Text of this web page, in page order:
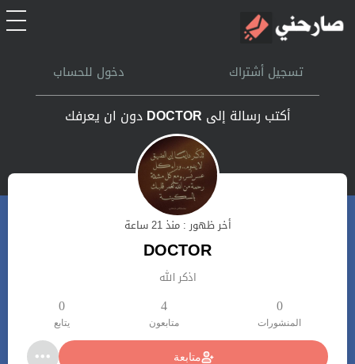
الرئيسيةتسجيل أشتراك دخول للحساب
أكتب رسالة إلى DOCTOR دون ان يعرفك
أخر ظهور : منذ 21 ساعة
DOCTOR
اذكر الله
0
المنشورات
4
متابعون
0
يتابع
متابعة